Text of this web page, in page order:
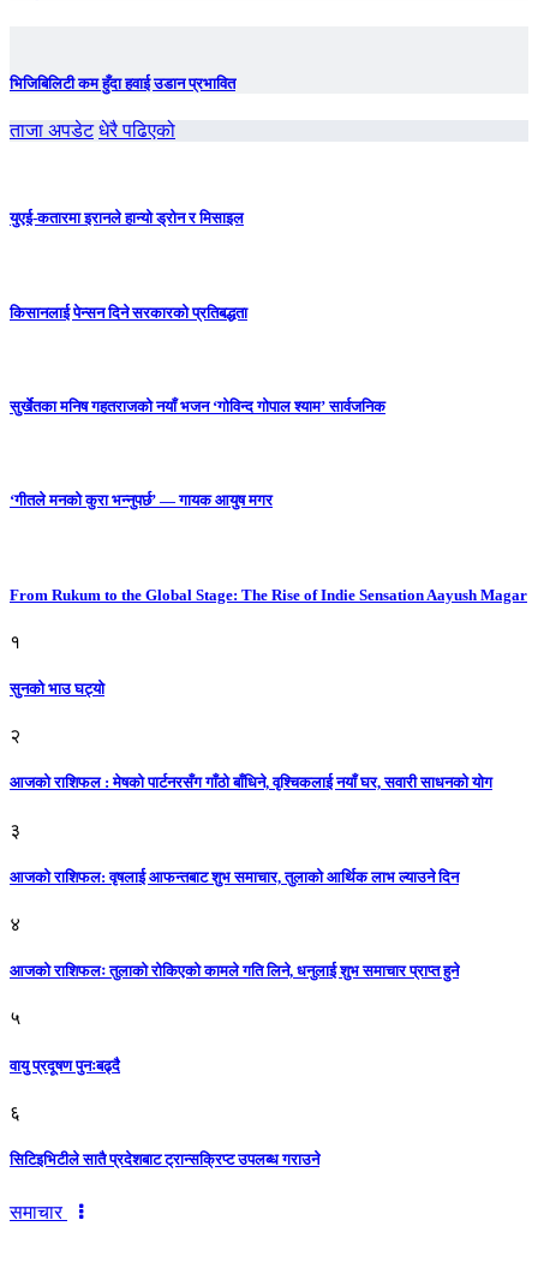
भिजिबिलिटी कम हुँदा हवाई उडान प्रभावित
ताजा अपडेट धेरै पढिएको
युएई-कतारमा इरानले हान्यो ड्रोन र मिसाइल
किसानलाई पेन्सन दिने सरकारको प्रतिबद्धता
सुर्खेतका मनिष गहतराजको नयाँ भजन ‘गोविन्द गोपाल श्याम’ सार्वजनिक
‘गीतले मनको कुरा भन्नुपर्छ’ — गायक आयुष मगर
From Rukum to the Global Stage: The Rise of Indie Sensation Aayush Magar
१
सुनको भाउ घट्याे
२
आजको राशिफल : मेषको पार्टनरसँग गाँठो बाँधिने, वृश्चिकलाई नयाँ घर, सवारी साधनकाे याेग
३
आजकाे राशिफल: वृषलाई आफन्तबाट शुभ समाचार, तुलाकाे आर्थिक लाभ ल्याउने दिन
४
आजको राशिफलः तुलाकाे रोकिएको कामले गति लिने, धनुलाई शुभ समाचार प्राप्त हुने
५
वायु प्रदूषण पुनःबढ्दै
६
सिटिइभिटीले सातै प्रदेशबाट ट्रान्सक्रिप्ट उपलब्ध गराउने
समाचार